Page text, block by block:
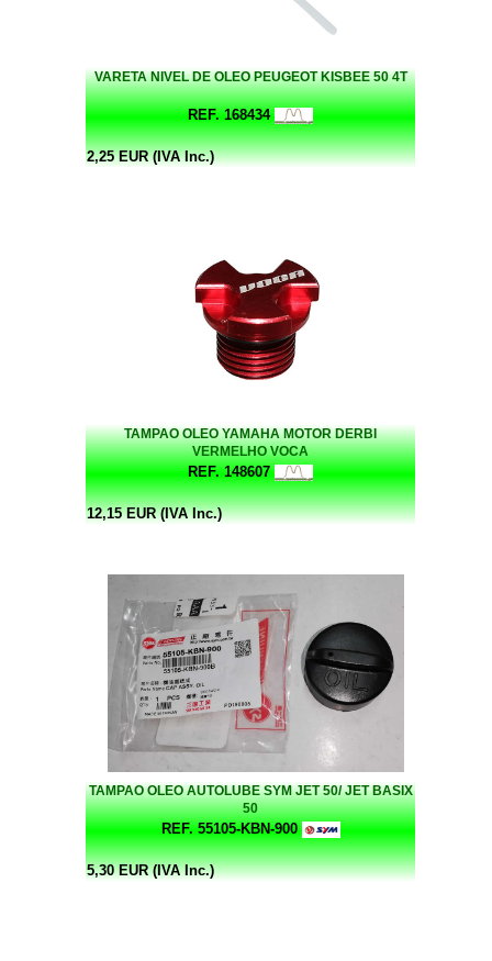
VARETA NIVEL DE OLEO PEUGEOT KISBEE 50 4T
REF. 168434
2,25 EUR (IVA Inc.)
TAMPAO OLEO YAMAHA MOTOR DERBI
VERMELHO VOCA
REF. 148607
12,15 EUR (IVA Inc.)
TAMPAO OLEO AUTOLUBE SYM JET 50/ JET BASIX
50
REF. 55105-KBN-900
5,30 EUR (IVA Inc.)